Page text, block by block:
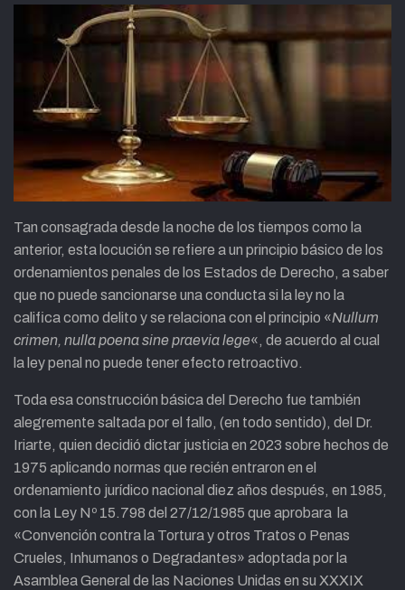
Tan consagrada desde la noche de los tiempos como la
anterior, esta locución se refiere a un principio básico de los
ordenamientos penales de los Estados de Derecho, a saber
que no puede sancionarse una conducta si la ley no la
califica como delito y se relaciona con el principio «Nullum
crimen, nulla poena sine praevia lege«, de acuerdo al cual
la ley penal no puede tener efecto retroactivo.
Toda esa construcción básica del Derecho fue también
alegremente saltada por el fallo, (en todo sentido), del Dr.
Iriarte, quien decidió dictar justicia en 2023 sobre hechos de
1975 aplicando normas que recién entraron en el
ordenamiento jurídico nacional diez años después, en 1985,
con la Ley Nº 15.798 del 27/12/1985 que aprobara la
«Convención contra la Tortura y otros Tratos o Penas
Crueles, Inhumanos o Degradantes» adoptada por la
Asamblea General de las Naciones Unidas en su XXXIX